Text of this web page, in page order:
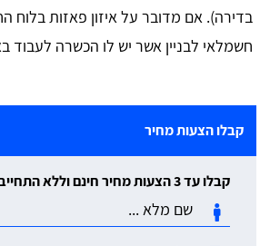
בדירה). אם מדובר על איזון פאזות בלוח
חשמלאי לבניין אשר יש לו הכשרה לעבוד
קבלו הצעות מחיר
קבלו עד 3 הצעות מחיר חינם וללא התחייבות: